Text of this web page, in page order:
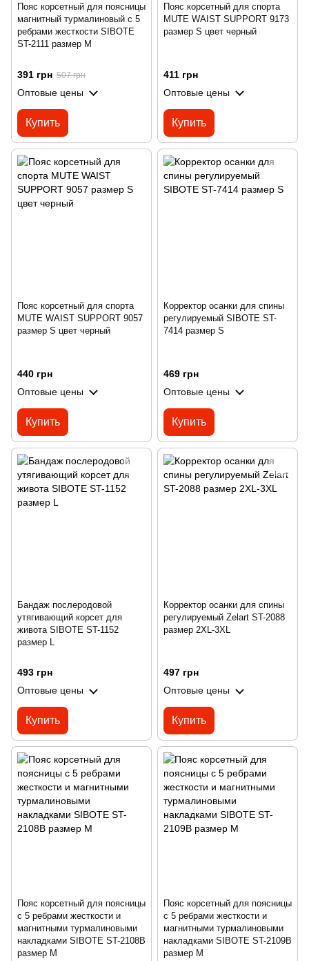
Пояс корсетный для поясницы
магнитный турмалиновый с 5
ребрами жесткости SIBOTE
ST-2111 размер M
391 грн 507 грн
Оптовые цены
Купить
Пояс корсетный для спорта
MUTE WAIST SUPPORT 9173
размер S цвет черный
411 грн
Оптовые цены
Купить
Пояс корсетный для спорта
MUTE WAIST SUPPORT 9057
размер S цвет черный
440 грн
Оптовые цены
Купить
Корректор осанки для спины
регулируемый SIBOTE ST-
7414 размер S
469 грн
Оптовые цены
Купить
Бандаж послеродовой
утягивающий корсет для
живота SIBOTE ST-1152
размер L
493 грн
Оптовые цены
Купить
Корректор осанки для спины
регулируемый Zelart ST-2088
размер 2XL-3XL
497 грн
Оптовые цены
Купить
Пояс корсетный для поясницы
с 5 ребрами жесткости и
магнитными турмалиновыми
накладками SIBOTE ST-2108B
размер M
Пояс корсетный для поясницы
с 5 ребрами жесткости и
магнитными турмалиновыми
накладками SIBOTE ST-2109B
размер M